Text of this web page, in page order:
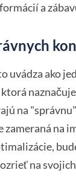
a
uvádza ako
na
zameraná na
na